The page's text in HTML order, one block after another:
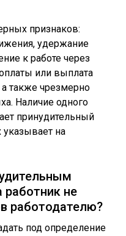
признаков:
удержание
к работе через
или выплата
также чрезмерно
Наличие одного
принудительный
указывает на
работник не
работодателю?
под определение